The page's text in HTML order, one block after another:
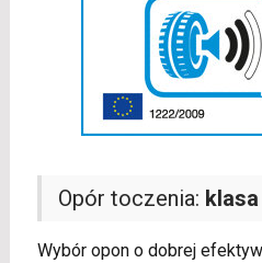
Opór toczenia: klasa
Wybór opon o dobrej